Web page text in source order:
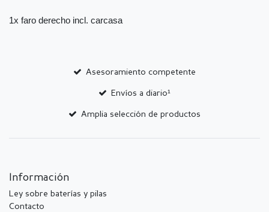
1x faro derecho incl. carcasa
Asesoramiento competente
Envíos a diario¹
Amplia selección de productos
Información
Ley sobre baterías y pilas
Contacto